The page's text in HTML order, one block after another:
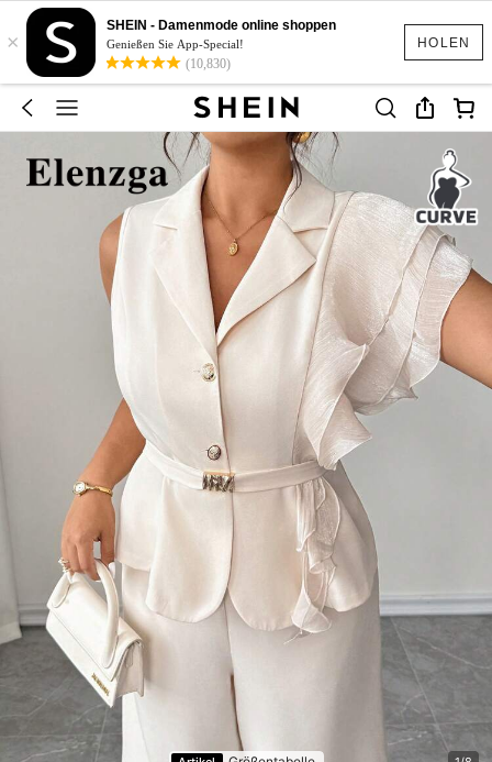
HOLEN
×
SHEIN - Damenmode online shoppen
Genießen Sie App-Special!
(10,830)